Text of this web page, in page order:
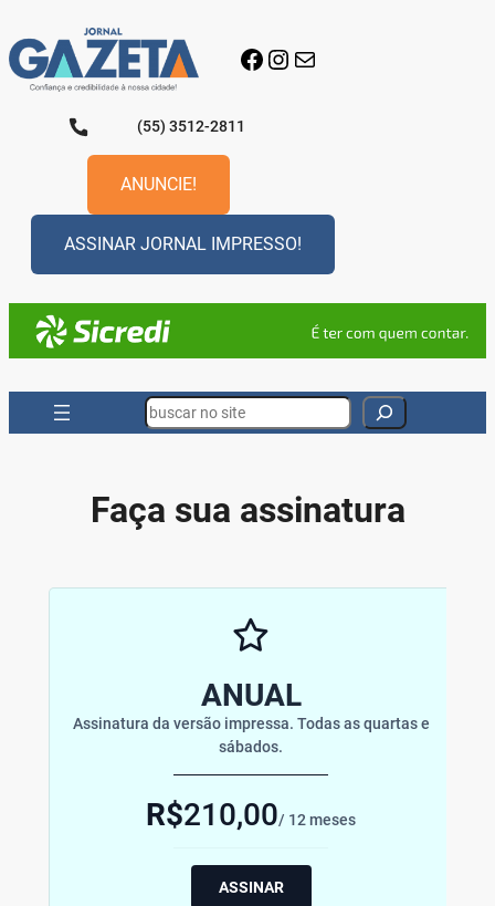
para
o
conteúdo
Facebook
Instagram
E-mail
(55) 3512-2811
ANUNCIE!
ASSINAR JORNAL IMPRESSO!
Search
Faça sua assinatura
ANUAL
Assinatura da versão impressa. Todas as quartas e
sábados.
R$210,00/ 12 meses
ASSINAR